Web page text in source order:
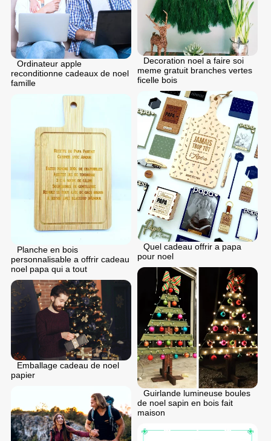
Decoration noel a faire soi
meme gratuit branches vertes
ficelle bois
Ordinateur apple
reconditionne cadeaux de noel
famille
Quel cadeau offrir a papa
pour noel
Planche en bois
personnalisable a offrir cadeau
noel papa qui a tout
Guirlande lumineuse boules
de noel sapin en bois fait
maison
Emballage cadeau de noel
papier